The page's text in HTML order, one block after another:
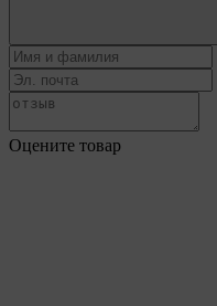
Оцените товар